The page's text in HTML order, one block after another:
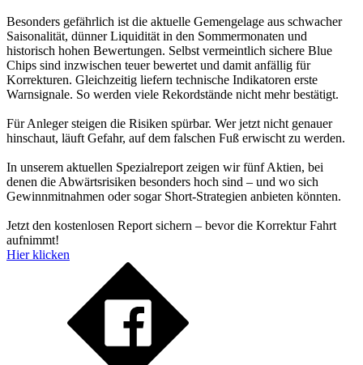
Besonders gefährlich ist die aktuelle Gemengelage aus schwacher
Saisonalität, dünner Liquidität in den Sommermonaten und
historisch hohen Bewertungen. Selbst vermeintlich sichere Blue
Chips sind inzwischen teuer bewertet und damit anfällig für
Korrekturen. Gleichzeitig liefern technische Indikatoren erste
Warnsignale. So werden viele Rekordstände nicht mehr bestätigt.
Für Anleger steigen die Risiken spürbar. Wer jetzt nicht genauer
hinschaut, läuft Gefahr, auf dem falschen Fuß erwischt zu werden.
In unserem aktuellen Spezialreport zeigen wir fünf Aktien, bei
denen die Abwärtsrisiken besonders hoch sind – und wo sich
Gewinnmitnahmen oder sogar Short-Strategien anbieten könnten.
Jetzt den kostenlosen Report sichern – bevor die Korrektur Fahrt
aufnimmt!
Hier klicken